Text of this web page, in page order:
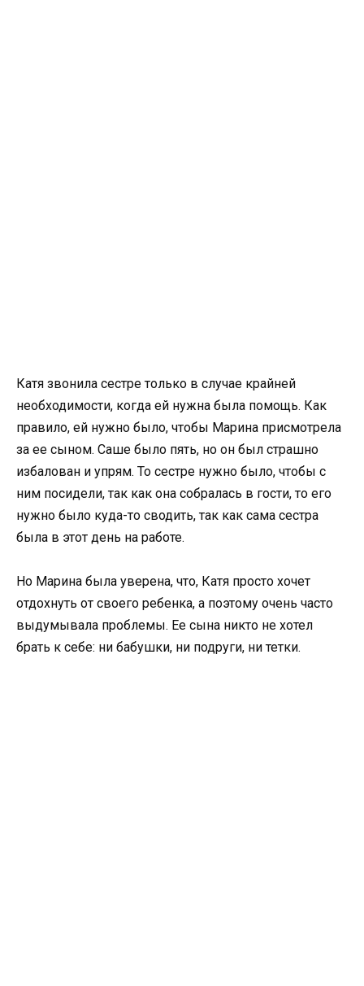
Катя звонила сестре только в случае крайней
необходимости, когда ей нужна была помощь. Как
правило, ей нужно было, чтобы Марина присмотрела
за ее сыном. Саше было пять, но он был страшно
избалован и упрям. То сестре нужно было, чтобы с
ним посидели, так как она собралась в гости, то его
нужно было куда-то сводить, так как сама сестра
была в этот день на работе.
Но Марина была уверена, что, Катя просто хочет
отдохнуть от своего ребенка, а поэтому очень часто
выдумывала проблемы. Ее сына никто не хотел
брать к себе: ни бабушки, ни подруги, ни тетки.